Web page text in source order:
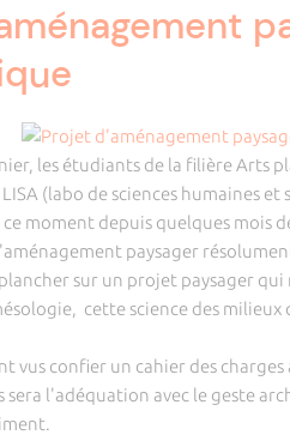
les étudiants de la filière Arts
(labo de sciences humaines et
moment depuis quelques mois
paysager
sur un projet paysager qui
cette science des
vus confier un cahier des
sera l'adéquation avec le geste